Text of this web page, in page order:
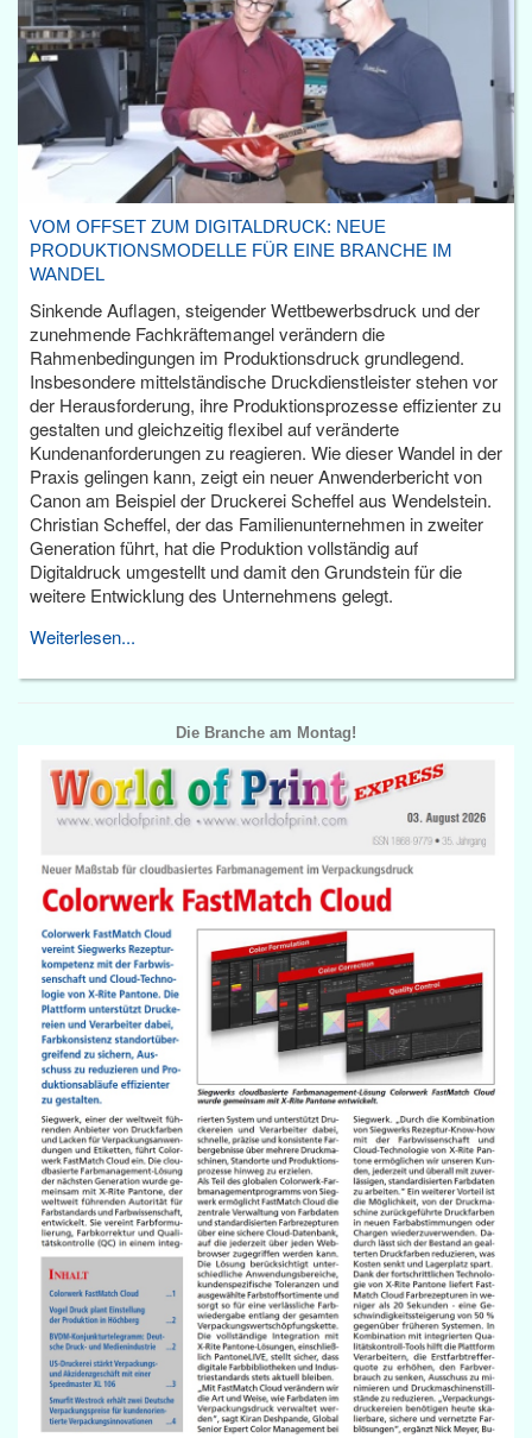
VOM OFFSET ZUM DIGITALDRUCK: NEUE
PRODUKTIONSMODELLE FÜR EINE BRANCHE IM
WANDEL
Sinkende Auflagen, steigender Wettbewerbsdruck und der
zunehmende Fachkräftemangel verändern die
Rahmenbedingungen im Produktionsdruck grundlegend.
Insbesondere mittelständische Druckdienstleister stehen vor
der Herausforderung, ihre Produktionsprozesse effizienter zu
gestalten und gleichzeitig flexibel auf veränderte
Kundenanforderungen zu reagieren. Wie dieser Wandel in der
Praxis gelingen kann, zeigt ein neuer Anwenderbericht von
Canon am Beispiel der Druckerei Scheffel aus Wendelstein.
Christian Scheffel, der das Familienunternehmen in zweiter
Generation führt, hat die Produktion vollständig auf
Digitaldruck umgestellt und damit den Grundstein für die
weitere Entwicklung des Unternehmens gelegt.
Weiterlesen...
Die Branche am Montag!